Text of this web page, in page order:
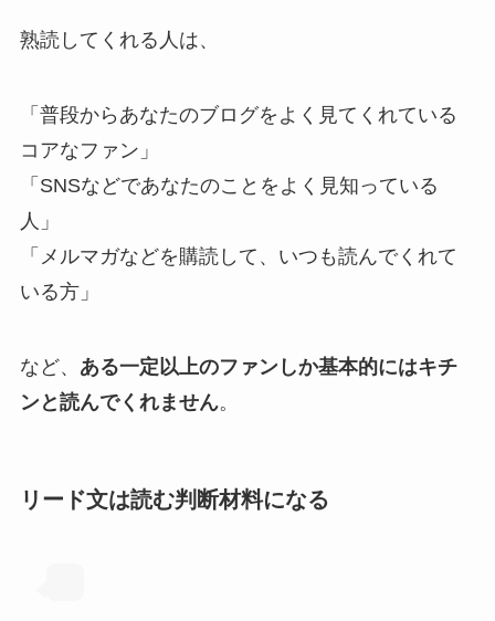
熟読してくれる人は、
「普段からあなたのブログをよく見てくれている
コアなファン」
「SNSなどであなたのことをよく見知っている
人」
「メルマガなどを購読して、いつも読んでくれて
いる方」
など、 ある一定以上のファンしか基本的にはキチ
ンと読んでくれません。
リード文は読む判断材料になる